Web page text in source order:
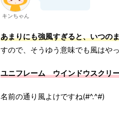
キンちゃん
あまりにも強風すぎると、いつの
すので、そうゆう意味でも風はや
ユニフレーム ウインドウスクリ
名前の通り風よけですね(#^.^#)